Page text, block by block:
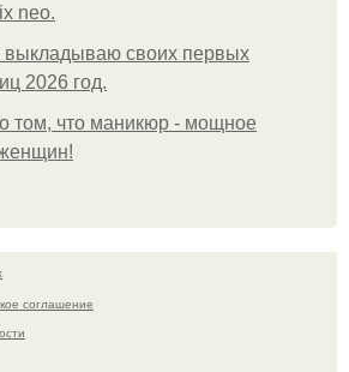
neo.
выкладываю своих первых
2026 год.
том, что маникюр - мощное
соглашение